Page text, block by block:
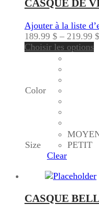
CASQUE DE
Ajouter à la liste
189.99 $ – 219.99 $
Choisir les options
Color
Size
PETIT
Clear
CASQUE